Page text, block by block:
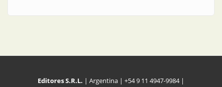
Editores S.R.L. | Argentina | +54 9 11 4947-9984 |